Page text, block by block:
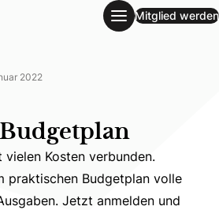
Mitglied werden
2022
Kosten verbunden.
Kosten verbunden.
praktischen Budgetplan volle
Jetzt anmelden und